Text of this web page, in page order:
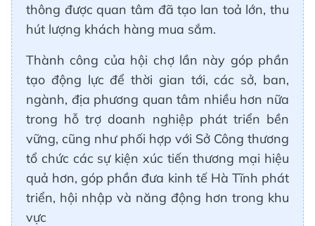
thông được quan tâm đã tạo lan toả lớn, thu
hút lượng khách hàng mua sắm.
Thành công của hội chợ lần này góp phần
tạo động lực để thời gian tới, các sở, ban,
ngành, địa phương quan tâm nhiều hơn nữa
trong hỗ trợ doanh nghiệp phát triển bền
vững, cũng như phối hợp với Sở Công thương
tổ chức các sự kiện xúc tiến thương mại hiệu
quả hơn, góp phần đưa kinh tế Hà Tĩnh phát
triển, hội nhập và năng động hơn trong khu
vực